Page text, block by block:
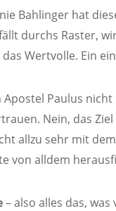
Bahlinger hat
durchs Raster,
Wertvolle. Ein
Paulus
Nein, das
allzu sehr mit
von alldem
– also alles das,